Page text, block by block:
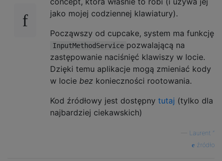
jako mojej codziennej klawiatury).
Począwszy od cupcake, system ma funkcję
InputMethodService pozwalającą na
zastępowanie naciśnięć klawiszy w locie.
Dzięki temu aplikacje mogą zmieniać kody
w locie bez konieczności rootowania.
Kod źródłowy jest dostępny tutaj (tylko dla
najbardziej ciekawskich)
Laurent ”
źródło